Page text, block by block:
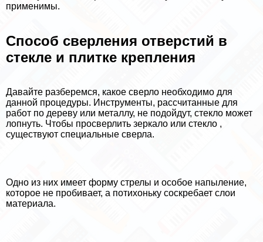
применимы.
Способ сверления отверстий в
стекле и плитке крепления
Давайте разберемся, какое сверло необходимо для
данной процедуры. Инструменты, рассчитанные для
работ по дереву или металлу, не подойдут, стекло может
лопнуть. Чтобы просверлить зеркало или стекло ,
существуют специальные сверла.
Одно из них имеет форму стрелы и особое напыление,
которое не пробивает, а потихоньку соскребает слои
материала.